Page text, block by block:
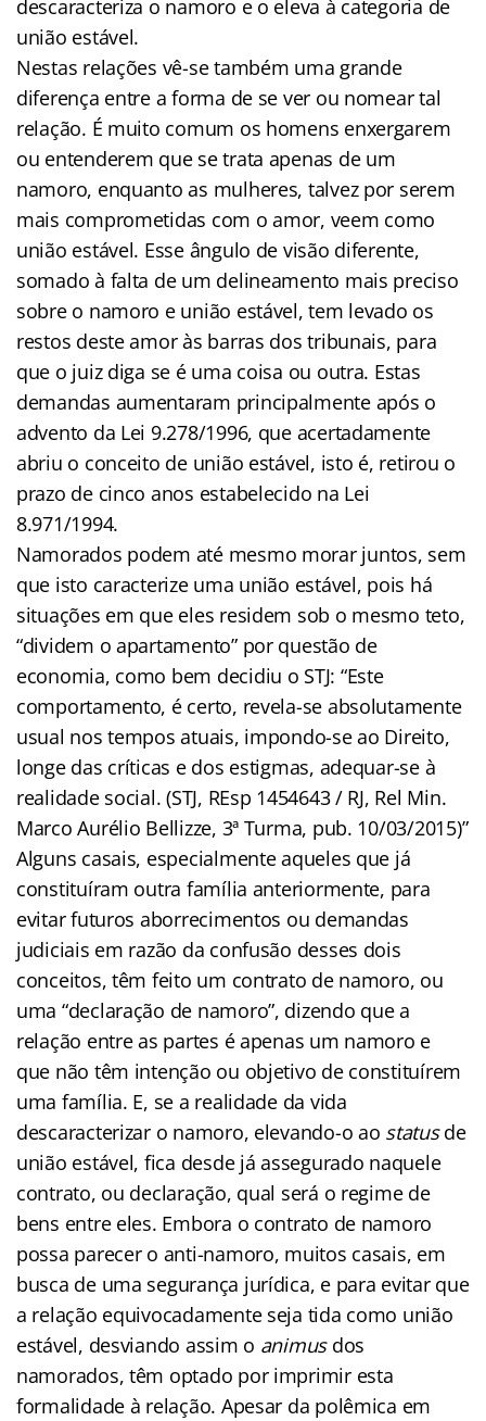
descaracteriza o namoro e o eleva à categoria de
união estável.
Nestas relações vê-se também uma grande
diferença entre a forma de se ver ou nomear tal
relação. É muito comum os homens enxergarem
ou entenderem que se trata apenas de um
namoro, enquanto as mulheres, talvez por serem
mais comprometidas com o amor, veem como
união estável. Esse ângulo de visão diferente,
somado à falta de um delineamento mais preciso
sobre o namoro e união estável, tem levado os
restos deste amor às barras dos tribunais, para
que o juiz diga se é uma coisa ou outra. Estas
demandas aumentaram principalmente após o
advento da Lei 9.278/1996, que acertadamente
abriu o conceito de união estável, isto é, retirou o
prazo de cinco anos estabelecido na Lei
8.971/1994.
Namorados podem até mesmo morar juntos, sem
que isto caracterize uma união estável, pois há
situações em que eles residem sob o mesmo teto,
“dividem o apartamento” por questão de
economia, como bem decidiu o STJ: “Este
comportamento, é certo, revela-se absolutamente
usual nos tempos atuais, impondo-se ao Direito,
longe das críticas e dos estigmas, adequar-se à
realidade social. (STJ, REsp 1454643 / RJ, Rel Min.
Marco Aurélio Bellizze, 3ª Turma, pub. 10/03/2015)”
Alguns casais, especialmente aqueles que já
constituíram outra família anteriormente, para
evitar futuros aborrecimentos ou demandas
judiciais em razão da confusão desses dois
conceitos, têm feito um contrato de namoro, ou
uma “declaração de namoro”, dizendo que a
relação entre as partes é apenas um namoro e
que não têm intenção ou objetivo de constituírem
uma família. E, se a realidade da vida
descaracterizar o namoro, elevando-o ao statusde
união estável, fica desde já assegurado naquele
contrato, ou declaração, qual será o regime de
bens entre eles. Embora o contrato de namoro
possa parecer o anti-namoro, muitos casais, em
busca de uma segurança jurídica, e para evitar que
a relação equivocadamente seja tida como união
estável, desviando assim o animusdos
namorados, têm optado por imprimir esta
formalidade à relação. Apesar da polêmica em